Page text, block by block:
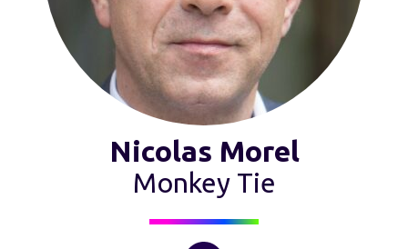
Nicolas Morel
Monkey Tie